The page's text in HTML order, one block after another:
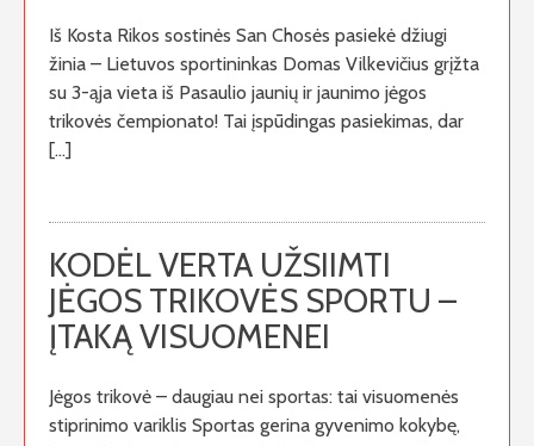
Iš Kosta Rikos sostinės San Chosės pasiekė džiugi
žinia – Lietuvos sportininkas Domas Vilkevičius grįžta
su 3-ąja vieta iš Pasaulio jaunių ir jaunimo jėgos
trikovės čempionato! Tai įspūdingas pasiekimas, dar
[…]
KODĖL VERTA UŽSIIMTI
JĖGOS TRIKOVĖS SPORTU –
ĮTAKĄ VISUOMENEI
Jėgos trikovė – daugiau nei sportas: tai visuomenės
stiprinimo variklis Sportas gerina gyvenimo kokybę,